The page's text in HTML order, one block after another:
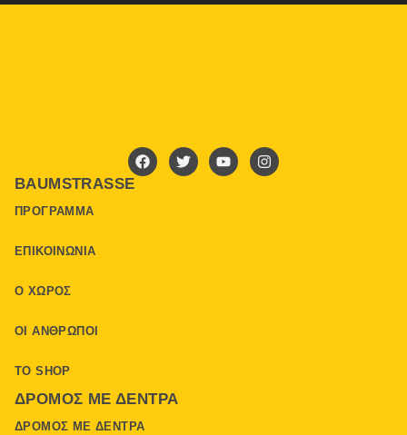
BAUMSTRASSE
ΠΡΌΓΡΑΜΜΑ
ΕΠΙΚΟΙΝΩΝΊΑ
Ο ΧΏΡΟΣ
ΟΙ ΆΝΘΡΩΠΟΙ
ΤΟ SHOP
ΔΡΌΜΟΣ ΜΕ ΔΈΝΤΡΑ
ΔΡΌΜΟΣ ΜΕ ΔΈΝΤΡΑ